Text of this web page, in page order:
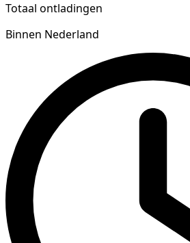
Totaal ontladingen
Binnen Nederland